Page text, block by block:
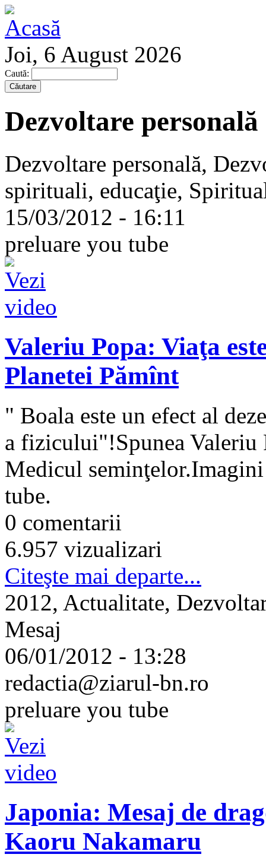
Joi, 6 August 2026
Caută:
Dezvoltare personală
Dezvoltare personală,
spirituali, educaţie,
15/03/2012 - 16:11
preluare you tube
Valeriu Popa: Viaţa
Planetei Pămînt
" Boala este un efect al
a fizicului"!Spunea Valeriu
Medicul
tube.
0 comentarii
6.957 vizualizari
Citeşte mai departe...
2012, Actualitate,
Mesaj
06/01/2012 - 13:28
redactia@ziarul-bn.ro
preluare you tube
Japonia: Mesaj de
Kaoru Nakamaru